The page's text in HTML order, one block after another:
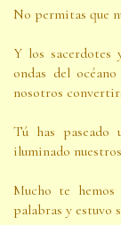
No permitas que
Y los sacerdotes
ondas del
nosotros
Tú has
iluminado
Mucho te
palabras y estuvo